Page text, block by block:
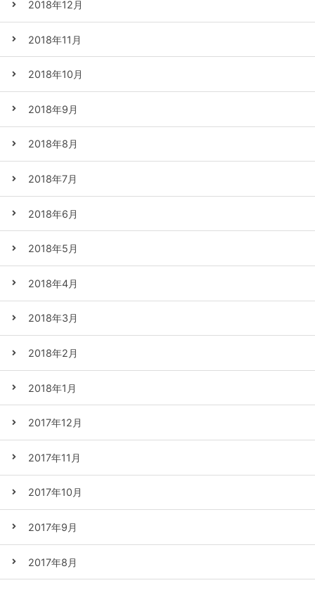
2018年12月
2018年11月
2018年10月
2018年9月
2018年8月
2018年7月
2018年6月
2018年5月
2018年4月
2018年3月
2018年2月
2018年1月
2017年12月
2017年11月
2017年10月
2017年9月
2017年8月